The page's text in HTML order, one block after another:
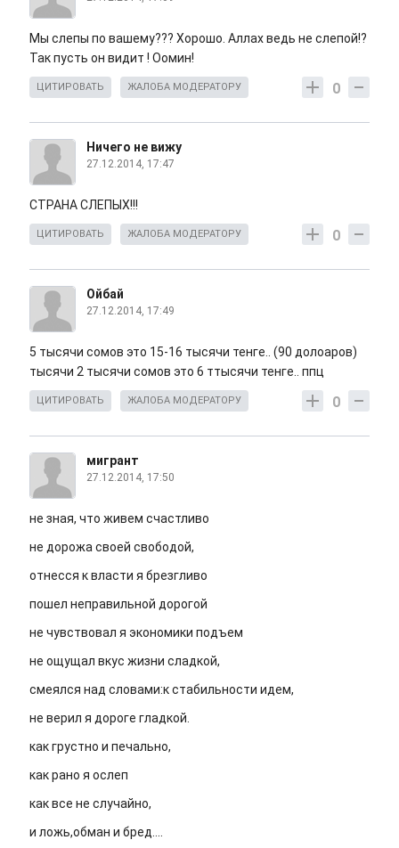
Мы слепы по вашему??? Хорошо. Аллах ведь не слепой!?
Так пусть он видит ! Оомин!
0
ЦИТИРОВАТЬ ЖАЛОБА МОДЕРАТОРУ
Ничего не вижу
27.12.2014, 17:47
СТРАНА СЛЕПЫХ!!!
0
ЦИТИРОВАТЬ ЖАЛОБА МОДЕРАТОРУ
Ойбай
27.12.2014, 17:49
5 тысячи сомов это 15-16 тысячи тенге.. (90 долоаров)
тысячи 2 тысячи сомов это 6 ттысячи тенге.. ппц
0
ЦИТИРОВАТЬ ЖАЛОБА МОДЕРАТОРУ
мигрант
27.12.2014, 17:50
не зная, что живем счастливо
не дорожа своей свободой,
отнесся к власти я брезгливо
пошел неправильной дорогой
не чувствовал я экономики подъем
не ощущал вкус жизни сладкой,
смеялся над словами:к стабильности идем,
не верил я дороге гладкой.
как грустно и печально,
как рано я ослеп
как все не случайно,
и ложь,обман и бред....